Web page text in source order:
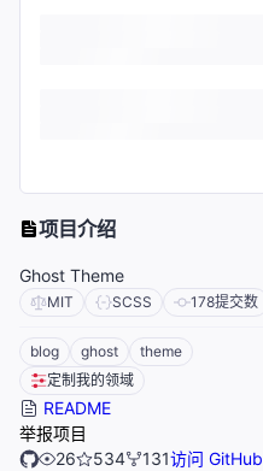
项目介绍
Ghost Theme
MIT SCSS 178提交数
blog ghost
theme
定制我的领域
README
举报项目
26
534 131访问 GitHub